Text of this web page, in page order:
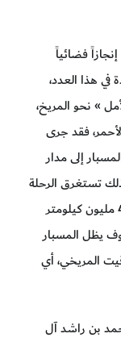
فضائياً
هذا العدد،
» نحو المريخ،
فقد جرى
على أن يصل المسبار إلى مدار
وبذلك تستغرق الرحلة
نحو سبعة أشهر يقطع خلالها المسبار مسافة 493 مليون كيلومتر
وسوف يظل المسبار
المريخي، أي
بن راشد آل